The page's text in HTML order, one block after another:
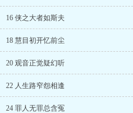
16 侠之大者如斯夫
18 慧目初开忆前尘
20 观音正觉疑幻听
22 人生路窄怨相逢
24 罪人无罪总含冤